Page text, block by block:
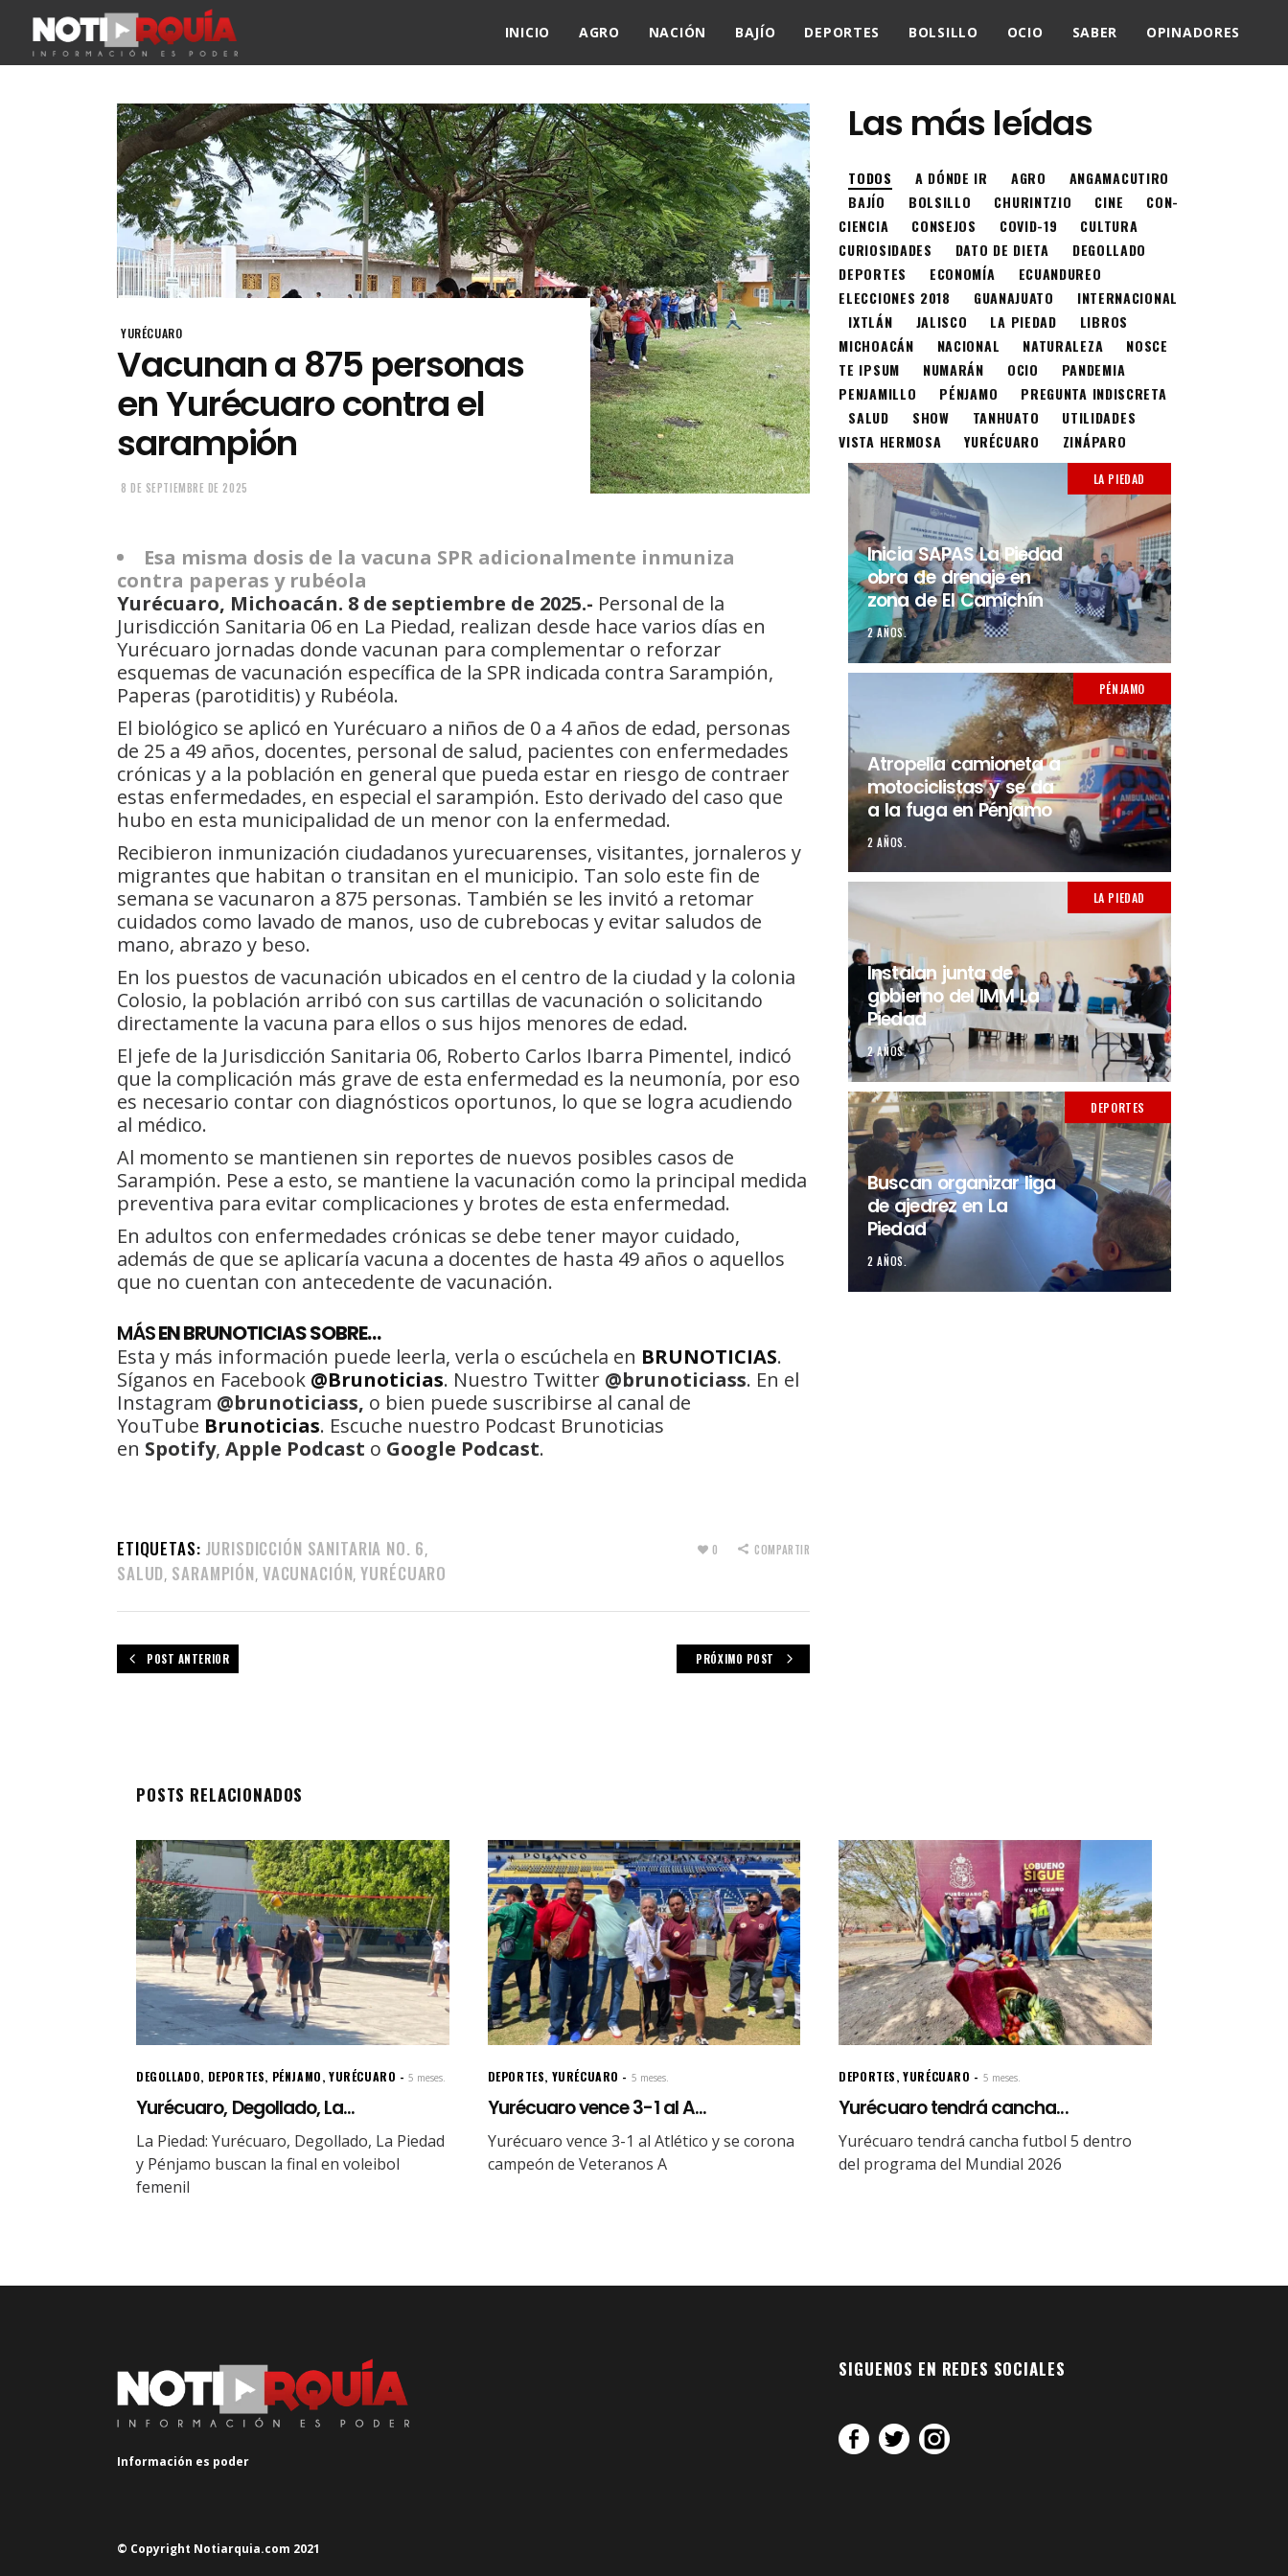
INICIO AGRO NACIÓN BAJÍO DEPORTES BOLSILLO OCIO SABER OPINADORES
YURÉCUARO
Vacunan a 875 personas
en Yurécuaro contra el
sarampión
8 DE SEPTIEMBRE DE 2025
Esa misma dosis de la vacuna SPR adicionalmente inmuniza
contra paperas y rubéola
Yurécuaro, Michoacán. 8 de septiembre de 2025.- Personal de la
Jurisdicción Sanitaria 06 en La Piedad, realizan desde hace varios días en
Yurécuaro jornadas donde vacunan para complementar o reforzar
esquemas de vacunación específica de la SPR indicada contra Sarampión,
Paperas (parotiditis) y Rubéola.
El biológico se aplicó en Yurécuaro a niños de 0 a 4 años de edad, personas
de 25 a 49 años, docentes, personal de salud, pacientes con enfermedades
crónicas y a la población en general que pueda estar en riesgo de contraer
estas enfermedades, en especial el sarampión. Esto derivado del caso que
hubo en esta municipalidad de un menor con la enfermedad.
Recibieron inmunización ciudadanos yurecuarenses, visitantes, jornaleros y
migrantes que habitan o transitan en el municipio. Tan solo este fin de
semana se vacunaron a 875 personas. También se les invitó a retomar
cuidados como lavado de manos, uso de cubrebocas y evitar saludos de
mano, abrazo y beso.
En los puestos de vacunación ubicados en el centro de la ciudad y la colonia
Colosio, la población arribó con sus cartillas de vacunación o solicitando
directamente la vacuna para ellos o sus hijos menores de edad.
El jefe de la Jurisdicción Sanitaria 06, Roberto Carlos Ibarra Pimentel, indicó
que la complicación más grave de esta enfermedad es la neumonía, por eso
es necesario contar con diagnósticos oportunos, lo que se logra acudiendo
al médico.
Al momento se mantienen sin reportes de nuevos posibles casos de
Sarampión. Pese a esto, se mantiene la vacunación como la principal medida
preventiva para evitar complicaciones y brotes de esta enfermedad.
En adultos con enfermedades crónicas se debe tener mayor cuidado,
además de que se aplicaría vacuna a docentes de hasta 49 años o aquellos
que no cuentan con antecedente de vacunación.
MÁSEN BRUNOTICIAS SOBRE…
Esta y más información puede leerla, verla o escúchela en BRUNOTICIAS.
Síganos en Facebook @Brunoticias. Nuestro Twitter @brunoticiass. En el
Instagram @brunoticiass, o bien puede suscribirse al canal de
YouTube Brunoticias. Escuche nuestro Podcast Brunoticias
en Spotify, Apple Podcast o Google Podcast.
ETIQUETAS: JURISDICCIÓN SANITARIA NO. 6,
SALUD, SARAMPIÓN, VACUNACIÓN, YURÉCUARO
0 COMPARTIR
POST ANTERIOR PRÓXIMO POST
Las más leídas
TODOS A DÓNDE IR AGRO
ANGAMACUTIRO
BAJÍO
BOLSILLO CHURINTZIO CINE
CON-
CIENCIA
CONSEJOS COVID-19
CULTURA
CURIOSIDADES
DATO DE DIETA
DEGOLLADO
DEPORTES
ECONOMÍA
ECUANDUREO
ELECCIONES 2018
GUANAJUATO
INTERNACIONAL
IXTLÁN
JALISCO LA PIEDAD
LIBROS
MICHOACÁN
NACIONAL NATURALEZA
NOSCE
TE IPSUM
NUMARÁN OCIO
PANDEMIA
PENJAMILLO
PÉNJAMO
PREGUNTA INDISCRETA
SALUD
SHOW TANHUATO
UTILIDADES
VISTA HERMOSA
YURÉCUARO ZINÁPARO
LA PIEDAD
Inicia SAPAS La Piedad
obra de drenaje en
zona de El Camichín
2 AÑOS.
PÉNJAMO
Atropella camioneta a
motociclistas y se da
a la fuga en Pénjamo
2 AÑOS.
LA PIEDAD
Instalan junta de
gobierno del IMM La
Piedad
2 AÑOS.
DEPORTES
Buscan organizar liga
de ajedrez en La
Piedad
2 AÑOS.
POSTS RELACIONADOS
DEGOLLADO, DEPORTES, PÉNJAMO,YURÉCUARO 5 meses.
Yurécuaro, Degollado, La...
La Piedad: Yurécuaro, Degollado, La Piedad
y Pénjamo buscan la final en voleibol
femenil
DEPORTES, YURÉCUARO 5 meses.
Yurécuaro vence 3-1 al A...
Yurécuaro vence 3-1 al Atlético y se corona
campeón de Veteranos A
DEPORTES,YURÉCUARO 5 meses.
Yurécuaro tendrá cancha...
Yurécuaro tendrá cancha futbol 5 dentro
del programa del Mundial 2026
Información es poder
SIGUENOS EN REDES SOCIALES
© Copyright Notiarquia.com 2021